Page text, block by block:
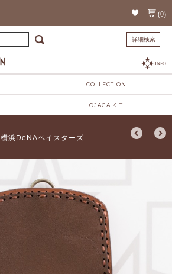
(0)
詳細検索
INFO
COLLECTION
OJAGA KIT
横浜DeNAベイスターズ